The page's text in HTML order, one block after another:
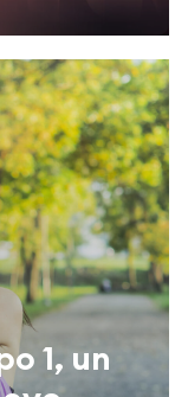
1, un